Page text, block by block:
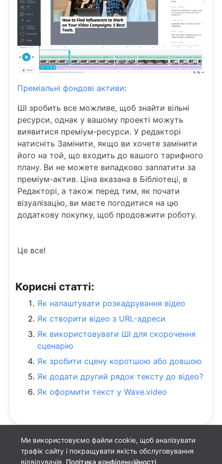
Ми використовуємо файли cookie, щоб аналізувати
трафік сайту і покращувати якість обслуговування
відвідувачів. Політика конфіденційності
Преміальні фондові активи:
ШІ зробить все можливе, щоб знайти вільні
ресурси, однак у вашому проекті можуть
виявитися преміум-ресурси. У редакторі
натисніть Замінити, якщо ви хочете замінити
його на той, що входить до вашого тарифного
плану. Ви не можете випадково заплатити за
преміум-актив. Ціна вказана в Бібліотеці, в
Редакторі, а також перед тим, як почати
візуалізацію, ви маєте погодитися на цю
додаткову покупку, щоб продовжити роботу.
Це все!
Корисні статті:
Як налаштувати розкадрування відео
Як створити відео з URL-адреси
Як використовувати ШІ для скорочення
сценарію
Як зробити сцену коротшою або довшою
Як додати другий рядок тексту до відео?
Як оформити текст у Wave.video